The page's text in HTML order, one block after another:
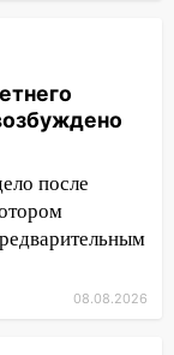
на
на
пройдет
после
08.08.2026